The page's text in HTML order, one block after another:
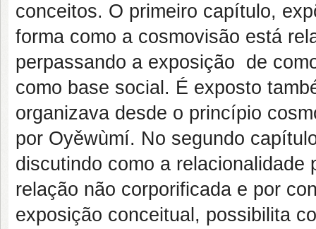
conceitos. O primeiro capítulo,
forma como a cosmovisão está
perpassando a exposição de
como base social. É exposto
organizava desde o princípio
por Oyěwùmí. No segundo
discutindo como a
relação não corporificada e por
exposição conceitual, possibilita